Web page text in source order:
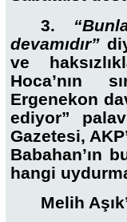
3.
devamıdır”
ve
Hoca’nın
Ergenekon
ediyor”
Gazetesi,
Babahan’ın
hangi
Melih